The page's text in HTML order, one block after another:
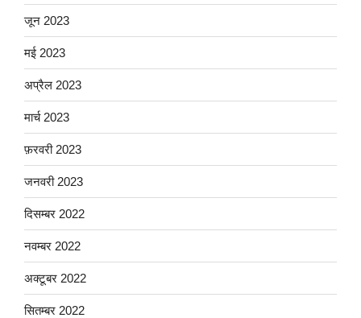
जून 2023
मई 2023
अप्रैल 2023
मार्च 2023
फ़रवरी 2023
जनवरी 2023
दिसम्बर 2022
नवम्बर 2022
अक्टूबर 2022
सितम्बर 2022